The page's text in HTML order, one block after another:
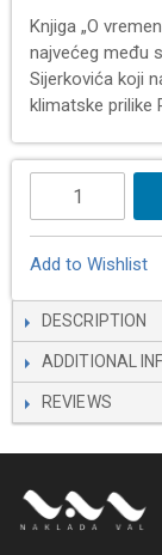
Knjiga „O
najvećeg među
Sijerkovića koji
klimatske prilike
Add to Wishlist
DESCRIPTION
ADDITIONAL
REVIEWS